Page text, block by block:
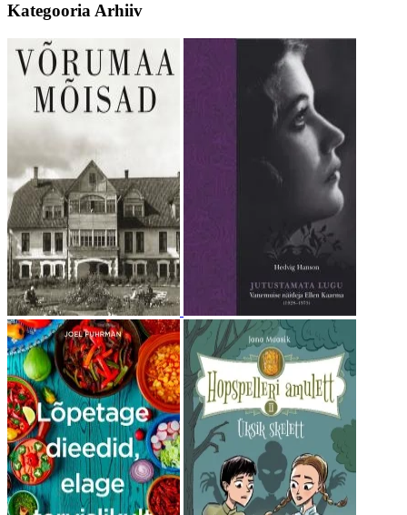
Kategooria Arhiiv